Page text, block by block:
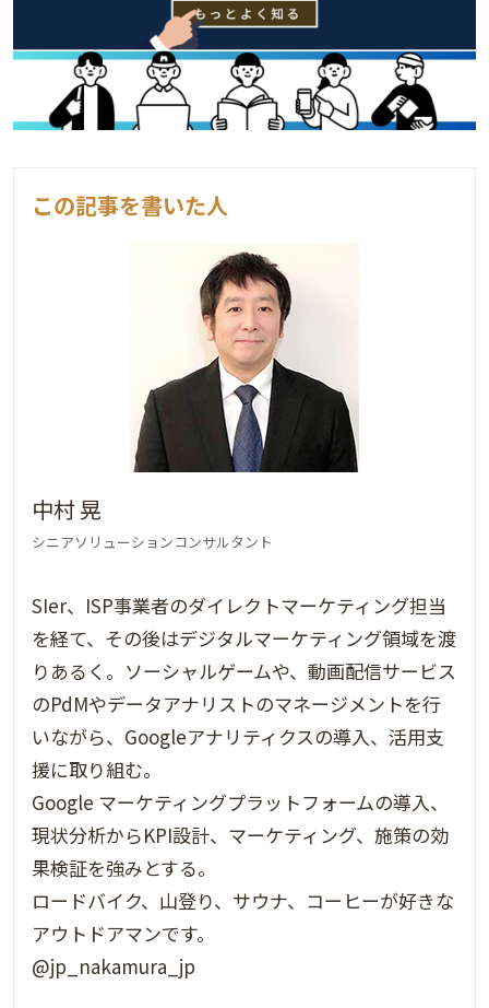
この記事を書いた人
中村 晃
シニアソリューションコンサルタント
SIer、ISP事業者のダイレクトマーケティング担当
を経て、その後はデジタルマーケティング領域を渡
りあるく。ソーシャルゲームや、動画配信サービス
のPdMやデータアナリストのマネージメントを行
いながら、Googleアナリティクスの導入、活用支
援に取り組む。
Google マーケティングプラットフォームの導入、
現状分析からKPI設計、マーケティング、施策の効
果検証を強みとする。
ロードバイク、山登り、サウナ、コーヒーが好きな
アウトドアマンです。
@jp_nakamura_jp